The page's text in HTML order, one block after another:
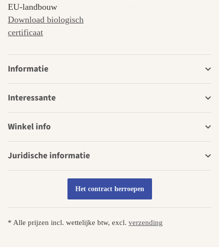
EU-landbouw
Download biologisch
certificaat
Informatie
Interessante
Winkel info
Juridische informatie
Het contract herroepen
* Alle prijzen incl. wettelijke btw, excl. verzending